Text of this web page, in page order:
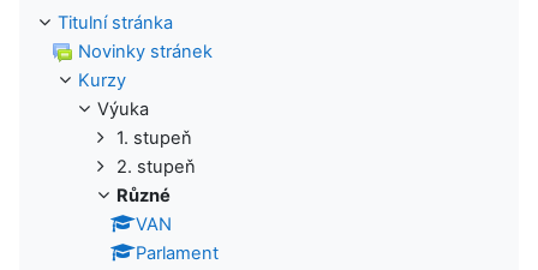
Titulní stránka
Novinky stránek
Kurzy
Výuka
1. stupeň
2. stupeň
Různé
VAN
Parlament